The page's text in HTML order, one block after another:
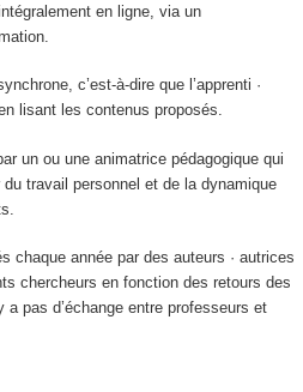
en ligne, via un
c’est-à-dire que l’apprenti ·
lisant les contenus proposés.
un ou une animatrice pédagogique qui
travail personnel et de la dynamique
chaque année par des auteurs · autrices
chercheurs en fonction des retours des
a pas d’échange entre professeurs et